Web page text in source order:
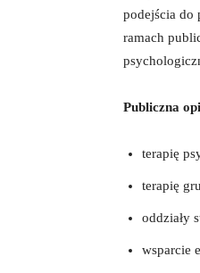
podejścia do
ramach
Publiczna
terapię
terapię
oddziały
wsparcie